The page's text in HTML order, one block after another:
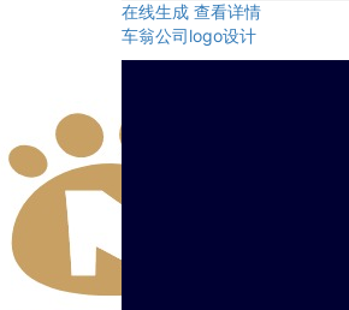
在线生成 查看详情
车翁公司logo设计